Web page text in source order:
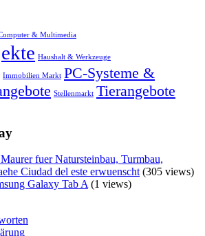
& Multimedia
Haushalt & Werkzeuge
Immobilien Markt PC-Systeme &
Stellenmarkt Tierangebote
fuer Natursteinbau, Turmbau,
Ciudad del este erwuenscht (305 views)
Galaxy Tab A (1 views)